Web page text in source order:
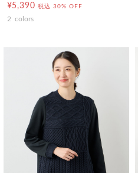
¥5,390 税込 30% OFF
2 colors